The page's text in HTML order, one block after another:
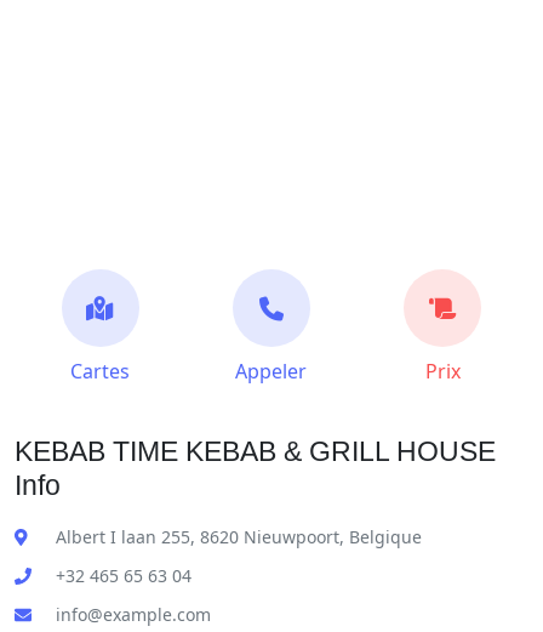
Cartes Appeler Prix
KEBAB TIME KEBAB & GRILL HOUSE
Info
Albert I laan 255, 8620 Nieuwpoort, Belgique
+32 465 65 63 04
info@example.com